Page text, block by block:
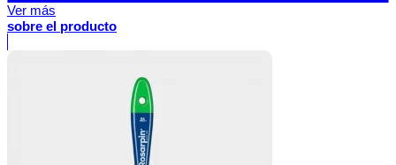
Ver más
sobre el producto